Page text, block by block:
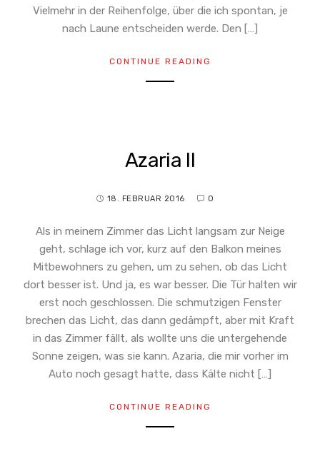
Vielmehr in der Reihenfolge, über die ich spontan, je
nach Laune entscheiden werde. Den […]
CONTINUE READING
Azaria II
18. FEBRUAR 2016 0
Als in meinem Zimmer das Licht langsam zur Neige
geht, schlage ich vor, kurz auf den Balkon meines
Mitbewohners zu gehen, um zu sehen, ob das Licht
dort besser ist. Und ja, es war besser. Die Tür halten wir
erst noch geschlossen. Die schmutzigen Fenster
brechen das Licht, das dann gedämpft, aber mit Kraft
in das Zimmer fällt, als wollte uns die untergehende
Sonne zeigen, was sie kann. Azaria, die mir vorher im
Auto noch gesagt hatte, dass Kälte nicht […]
CONTINUE READING